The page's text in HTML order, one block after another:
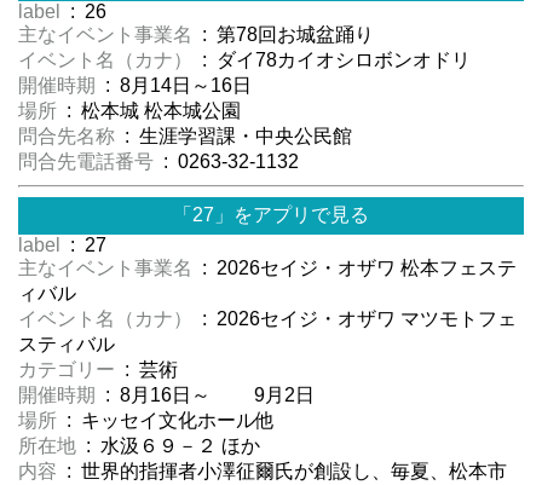
label
: 26
主なイベント事業名
: 第78回お城盆踊り
イベント名（カナ）
: ダイ78カイオシロボンオドリ
開催時期
: 8月14日～16日
場所 : 松本城 松本城公園
問合先名称 : 生涯学習課・中央公民館
問合先電話番号 : 0263-32-1132
「27」をアプリで見る
label
: 27
主なイベント事業名
: 2026セイジ・オザワ 松本フェステ
ィバル
イベント名（カナ）
: 2026セイジ・オザワ マツモトフェ
スティバル
カテゴリー : 芸術
開催時期
: 8月16日～ 9月2日
場所 : キッセイ文化ホール他
所在地 : 水汲６９－２ ほか
内容 : 世界的指揮者小澤征爾氏が創設し、毎夏、松本市